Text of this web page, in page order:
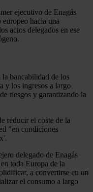
ejecutivo de Enagás
hacia una
actos delegados en ese
bancabilidad de los
y los ingresos a largo
riesgos y garantizando la
reducir el coste de la
"en condiciones
delegado de Enagás
toda Europa de la
a convertirse en un
el consumo a largo